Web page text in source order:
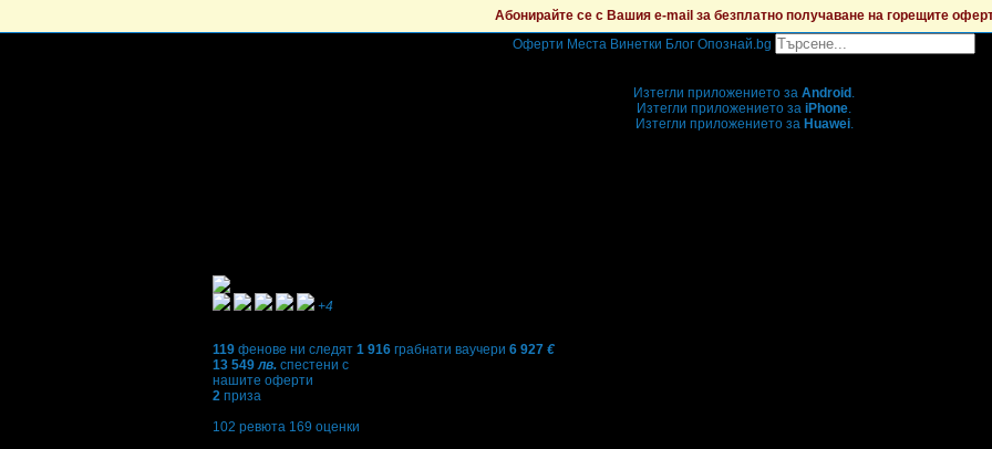
Абонирайте се с Вашия e-mail за безплатно получаване на горещите
Оферти Места Винетки Блог Опознай.bg
Изтегли приложението за Android .
Изтегли приложението за iPhone.
Изтегли приложението за Huawei.
+4
119 фенове ни следят 1 916 грабнати ваучери 6 927 €
13 549лв. спестени с
нашите оферти
2 приза
102 ревюта 169 оценки